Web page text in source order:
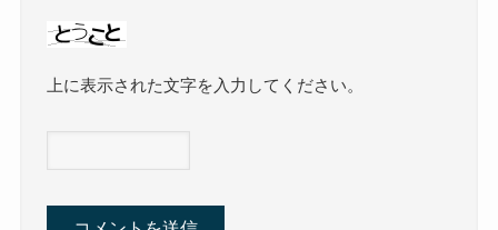
上に表示された文字を入力してください。